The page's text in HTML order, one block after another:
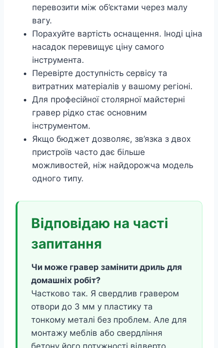
перевозити між об’єктами через малу
вагу.
Порахуйте вартість оснащення. Іноді ціна
насадок перевищує ціну самого
інструмента.
Перевірте доступність сервісу та
витратних матеріалів у вашому регіоні.
Для професійної столярної майстерні
гравер рідко стає основним
інструментом.
Якщо бюджет дозволяє, зв’язка з двох
пристроїв часто дає більше
можливостей, ніж найдорожча модель
одного типу.
Відповідаю на часті
запитання
Чи може гравер замінити дриль для
домашніх робіт?
Частково так. Я свердлив гравером
отвори до 3 мм у пластику та
тонкому металі без проблем. Але для
монтажу меблів або свердління